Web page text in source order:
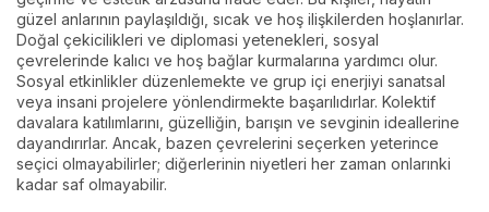
güzel anlarının paylaşıldığı, sıcak ve hoş ilişkilerden hoşlanırlar.
Doğal çekicilikleri ve diplomasi yetenekleri, sosyal
çevrelerinde kalıcı ve hoş bağlar kurmalarına yardımcı olur.
Sosyal etkinlikler düzenlemekte ve grup içi enerjiyi sanatsal
veya insani projelere yönlendirmekte başarılıdırlar. Kolektif
davalara katılımlarını, güzelliğin, barışın ve sevginin ideallerine
dayandırırlar. Ancak, bazen çevrelerini seçerken yeterince
seçici olmayabilirler; diğerlerinin niyetleri her zaman onlarınki
kadar saf olmayabilir.